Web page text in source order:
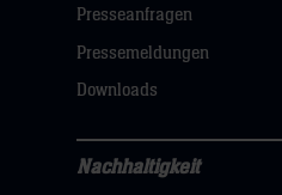
öffnen,
dann
klicken
hier
Presseanfragen
Pressemeldungen
Downloads
Nachhaltigkeit
Nachhaltigkeit